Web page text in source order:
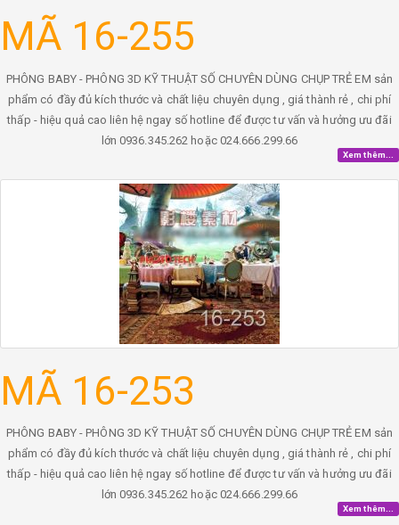
MÃ 16-255
PHÔNG BABY - PHÔNG 3D KỸ THUẬT SỐ CHUYÊN DÙNG CHỤP TRẺ EM sản
phẩm có đầy đủ kích thước và chất liệu chuyên dụng , giá thành rẻ , chi phí
thấp - hiệu quả cao liên hệ ngay số hotline để được tư vấn và hưởng ưu đãi
lớn 0936.345.262 hoặc 024.666.299.66
Xem thêm...
MÃ 16-253
PHÔNG BABY - PHÔNG 3D KỸ THUẬT SỐ CHUYÊN DÙNG CHỤP TRẺ EM sản
phẩm có đầy đủ kích thước và chất liệu chuyên dụng , giá thành rẻ , chi phí
thấp - hiệu quả cao liên hệ ngay số hotline để được tư vấn và hưởng ưu đãi
lớn 0936.345.262 hoặc 024.666.299.66
Xem thêm...